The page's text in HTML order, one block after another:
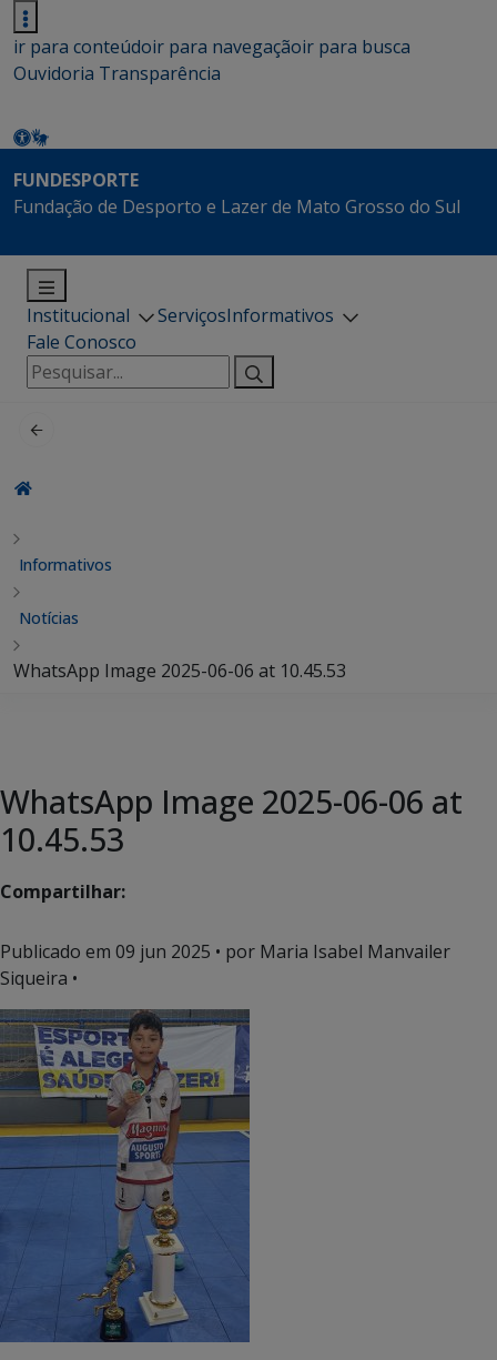
ir para conteúdoir para navegaçãoir para busca
Ouvidoria Transparência
FUNDESPORTE
Fundação de Desporto e Lazer de Mato Grosso do Sul
Institucional ServiçosInformativos
Fale Conosco
Pesquisar
por:
Informativos
Notícias
WhatsApp Image 2025-06-06 at 10.45.53
WhatsApp Image 2025-06-06 at
10.45.53
Compartilhar:
Publicado em 09 jun 2025 • por Maria Isabel Manvailer
Siqueira •